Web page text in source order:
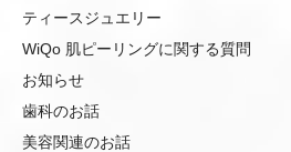
ティースジュエリー
WiQo 肌ピーリングに関する質問
お知らせ
歯科のお話
美容関連のお話